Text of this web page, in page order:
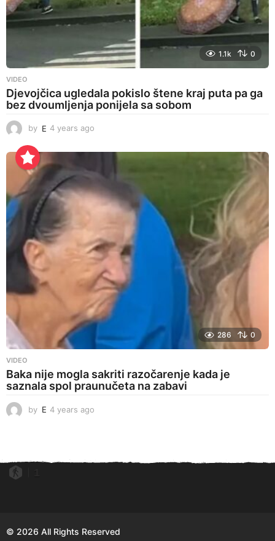
1.1k 0
VIDEO
Djevojčica ugledala pokislo štene kraj puta pa ga
bez dvoumljenja ponijela sa sobom
by E 4 years ago
e
r
s
a
286 0
VIDEO
Baka nije mogla sakriti razočarenje kada je
saznala spol praunučeta na zabavi
by E 4 years ago
1
© 2026 All Rights Reserved